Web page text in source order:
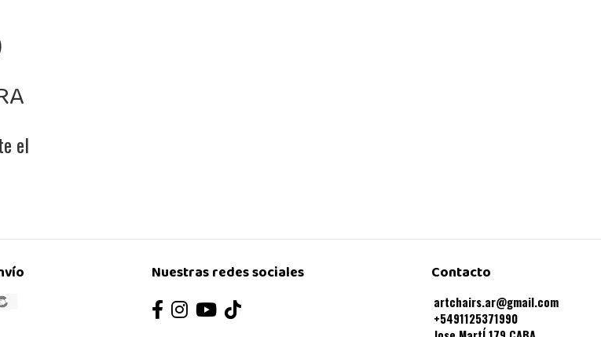
el
Nuestras redes sociales Contacto
artchairs.ar@gmail.com
+5491125371990